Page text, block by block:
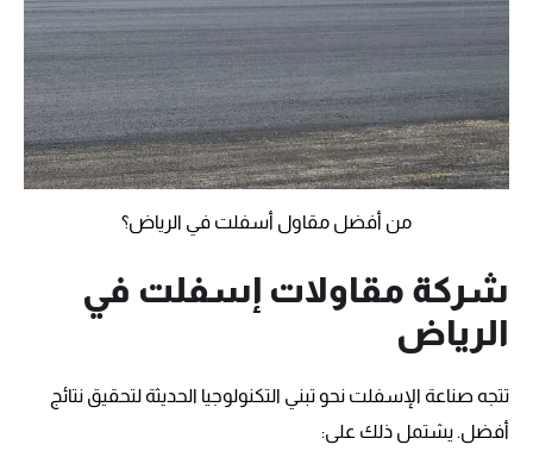
من أفضل مقاول أسفلت في الرياض؟
شركة مقاولات إسفلت في
الرياض
تتجه صناعة الإسفلت نحو تبني التكنولوجيا الحديثة لتحقيق نتائج
أفضل. يشتمل ذلك على: